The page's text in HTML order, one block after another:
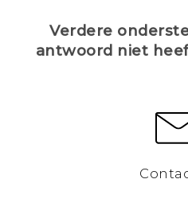
Verdere
antwoord niet